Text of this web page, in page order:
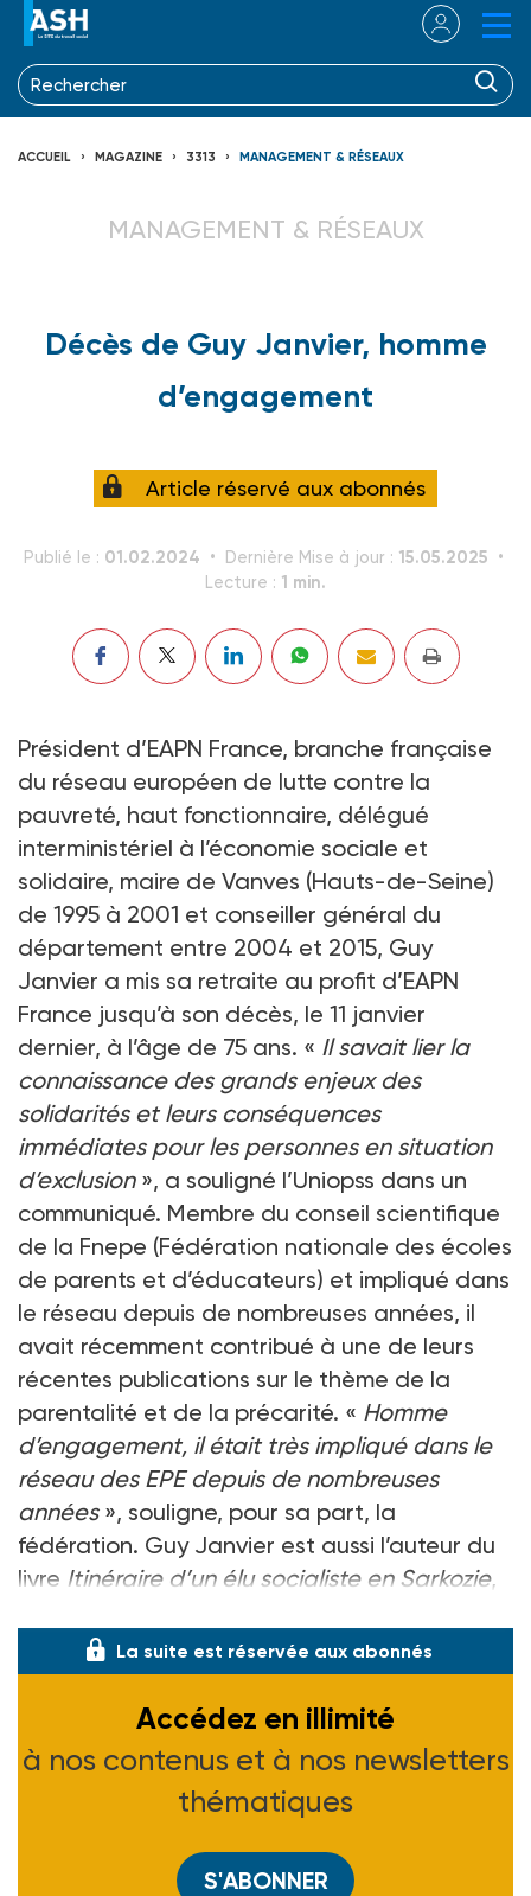
ACCUEIL MAGAZINE 3313 MANAGEMENT & RÉSEAUX
MANAGEMENT & RÉSEAUX
Décès de Guy Janvier, homme
d’engagement
Article réservé aux abonnés
Publié le : 01.02.2024 Dernière Mise à jour : 15.05.2025
Lecture : 1 min.
Président d’EAPN France, branche française
du réseau européen de lutte contre la
pauvreté, haut fonctionnaire, délégué
interministériel à l’économie sociale et
solidaire, maire de Vanves (Hauts-de-Seine)
de 1995 à 2001 et conseiller général du
département entre 2004 et 2015, Guy
Janvier a mis sa retraite au profit d’EAPN
France jusqu’à son décès, le 11 janvier
dernier, à l’âge de 75 ans. « Il savait lier la
connaissance des grands enjeux des
solidarités et leurs conséquences
immédiates pour les personnes en situation
d’exclusion», a souligné l’Uniopss dans un
communiqué. Membre du conseil scientifique
de la Fnepe (Fédération nationale des écoles
de parents et d’éducateurs) et impliqué dans
le réseau depuis de nombreuses années, il
avait récemment contribué à une de leurs
récentes publications sur le thème de la
parentalité et de la précarité. « Homme
d’engagement, il était très impliqué dans le
réseau des EPE depuis de nombreuses
années», souligne, pour sa part, la
fédération. Guy Janvier est aussi l’auteur du
livre Itinéraire d’un élu socialiste en Sarkozie,
La suite est réservée aux abonnés
Accédez en illimité
à nos contenus et à nos newsletters
thématiques
S'ABONNER